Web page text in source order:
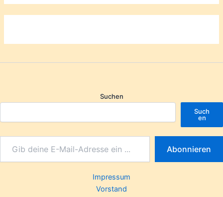
Suchen
Such
en
Abonnieren
Impressum
Vorstand